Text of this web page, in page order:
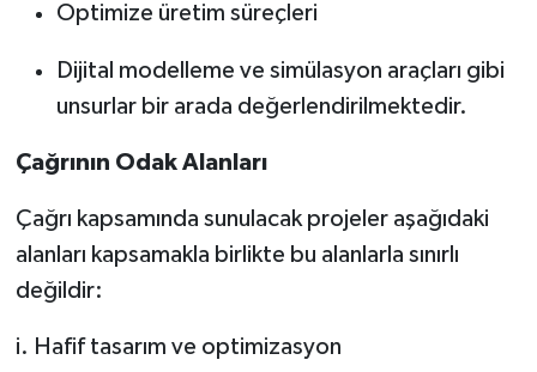
Optimize üretim süreçleri
Dijital modelleme ve simülasyon araçları gibi
unsurlar bir arada değerlendirilmektedir.
Çağrının Odak Alanları
Çağrı kapsamında sunulacak projeler aşağıdaki
alanları kapsamakla birlikte bu alanlarla sınırlı
değildir:
i. Hafif tasarım ve optimizasyon